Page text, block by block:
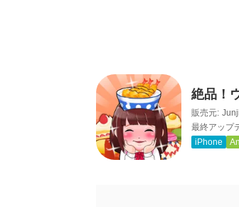
絶品！
販売元:
最終アップ
iPhone